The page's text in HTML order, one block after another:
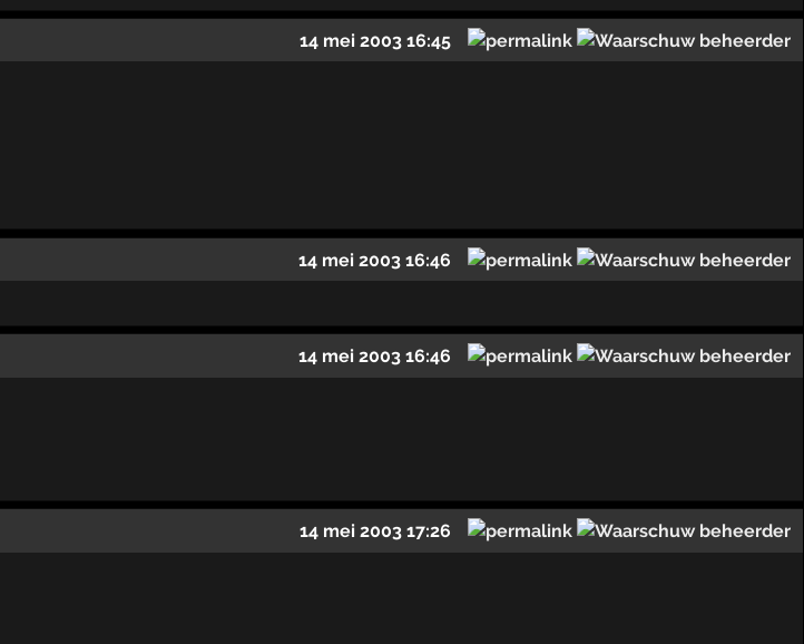
14 mei 2003 16:45
14 mei 2003 16:46
14 mei 2003 16:46
14 mei 2003 17:26